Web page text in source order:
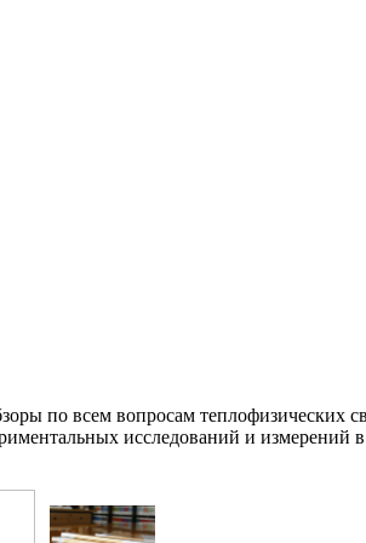
по всем вопросам теплофизических
исследований и